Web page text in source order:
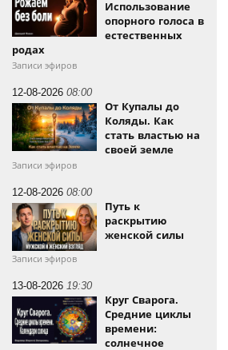
Использование
опорного голоса в
естественных
родах
Записи эфиров
12-08-2026 08:00
От Купалы до
Коляды. Как
стать властью на
своей земле
Записи эфиров
12-08-2026 08:00
Путь к
раскрытию
женской силы
Записи эфиров
13-08-2026 19:30
Круг Сварога.
Средние циклы
времени:
солнечное